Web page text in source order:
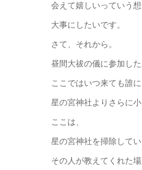
会えて嬉しいっていう
大事にしたいです。
さて、それから。
昼間大祓の儀に参加し
ここではいつ来ても誰
星の宮神社よりさらに
ここは、
星の宮神社を掃除して
その人が教えてくれた場